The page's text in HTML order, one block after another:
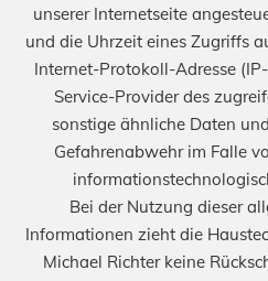
unserer Internetseite
und die Uhrzeit eines Zugriffs
Internet-Protokoll-Adresse
Service-Provider des
sonstige ähnliche Daten
Gefahrenabwehr im Falle
Bei der Nutzung dieser
Informationen zieht die
Michael Richter keine